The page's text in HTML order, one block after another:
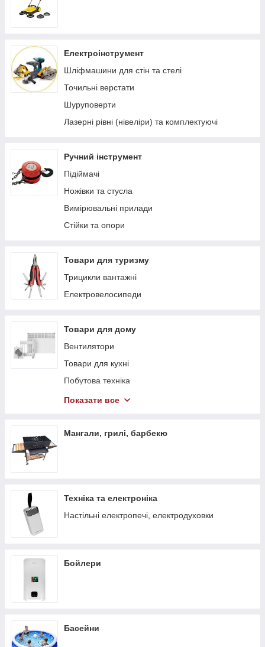
Електроінструмент
Шліфмашини для стін та стелі
Точильні верстати
Шуруповерти
Лазерні рівні (нівеліри) та комплектуючі
Ручний інструмент
Підіймачі
Ножівки та стусла
Вимірювальні прилади
Стійки та опори
Товари для туризму
Трицикли вантажні
Електровелосипеди
Товари для дому
Вентилятори
Товари для кухні
Побутова техніка
Теплові гармати
Стелажі
Показати все
Мангали, грилі, барбекю
Техніка та електроніка
Настільні електропечі, електродуховки
Бойлери
Басейни